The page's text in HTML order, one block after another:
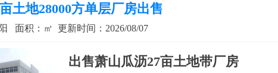
土地28000方单层厂房出售
面积：㎡ 更新时间：2026/08/07
出售萧山瓜沥27亩土地带厂房